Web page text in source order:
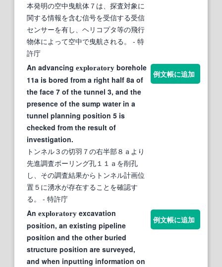
本発明の空中曳航体７は、探査対象に
関する情報を含む信号を受信する受信
センサーを有し、ヘリコプタ等の飛行
物体によって空中で曳航される。
- 特
許庁
An advancing exploratory borehole
11a is bored from a right half 8a of
the face 7 of the tunnel 3, and the
presence of the sump water in a
tunnel planning position 5 is
checked from the result of
investigation.
トンネル３の切羽７の右半部８ａより
先進調査ボーリング孔１１ａを削孔
し、その調査結果からトンネル計画位
置５に湧水が存在することを確認す
る。
- 特許庁
例文帳に追加
An exploratory excavation
position, an existing pipeline
position and the other buried
structure position are surveyed,
and when inputting information on
例文帳に追加